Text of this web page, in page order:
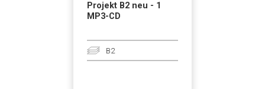
Projekt B2 neu - 1
MP3-CD
B2